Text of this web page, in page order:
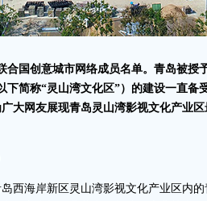
国创意城市网络成员名单。青岛被授
简称“灵山湾文化区”）的建设一直
大网友展现青岛灵山湾影视文化产业
西海岸新区灵山湾影视文化产业区内